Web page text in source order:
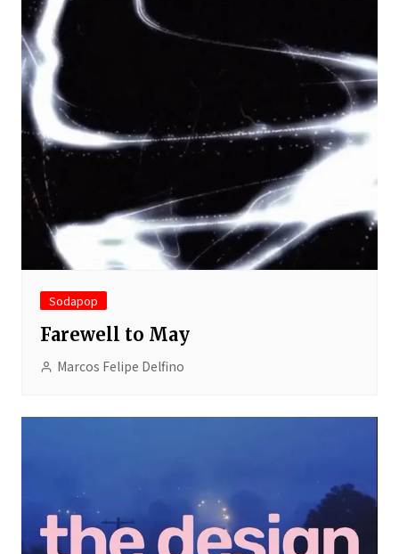
Sodapop
Farewell to May
Marcos Felipe Delfino